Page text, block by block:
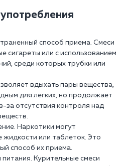
способ приема. Смеси
сигареты или с использованием
среди которых трубки или
вдыхать пары вещества,
для легких, но продолжает
за отсутствия контроля над
Наркотики могут
жидкости или таблеток. Это
способ их приема.
Курительные смеси